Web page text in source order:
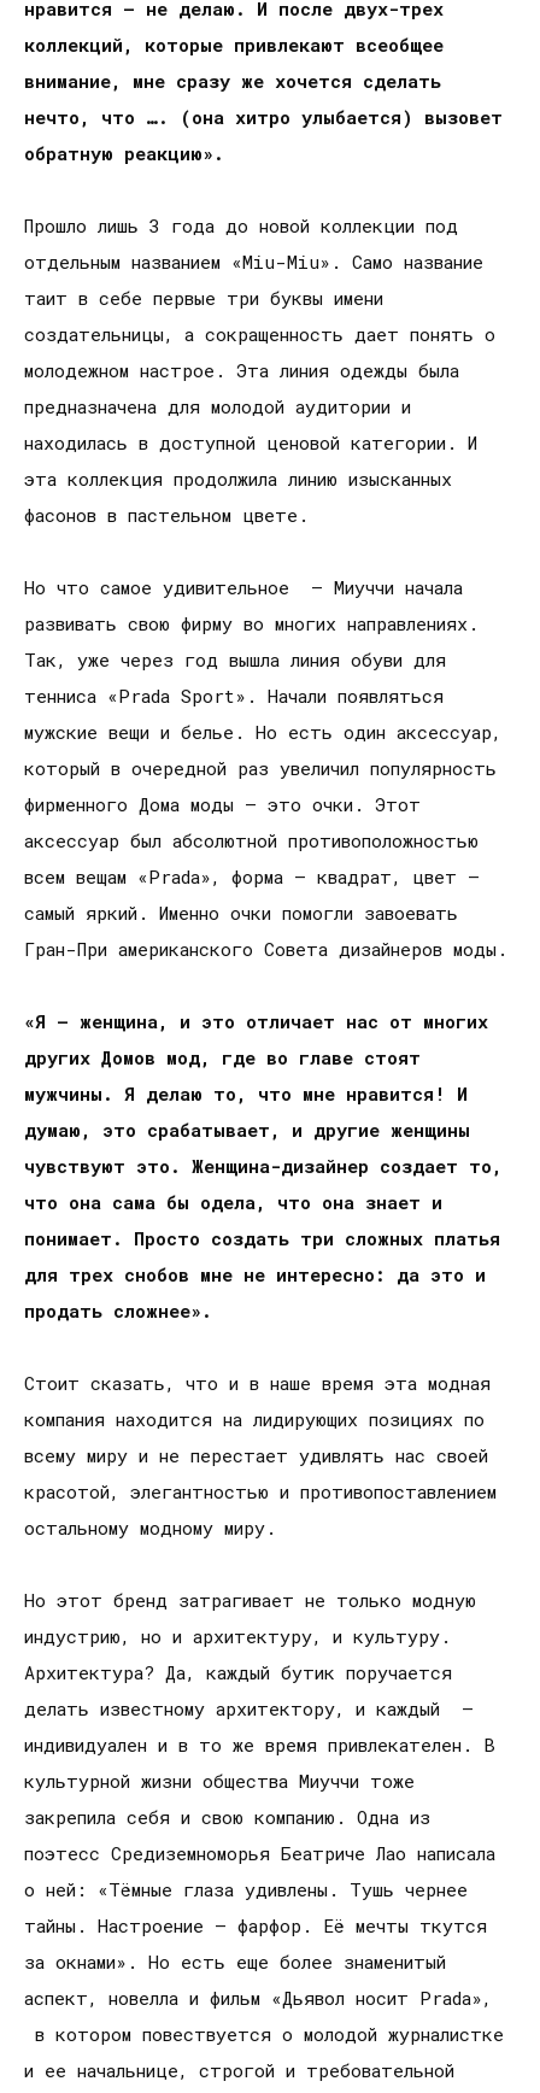
нравится – не делаю. И после двух-трех
коллекций, которые привлекают всеобщее
внимание, мне сразу же хочется сделать
нечто, что …. (она хитро улыбается) вызовет
обратную реакцию».
Прошло лишь 3 года до новой коллекции под
отдельным названием «Miu-Miu». Само название
таит в себе первые три буквы имени
создательницы, а сокращенность дает понять о
молодежном настрое. Эта линия одежды была
предназначена для молодой аудитории и
находилась в доступной ценовой категории. И
эта коллекция продолжила линию изысканных
фасонов в пастельном цвете.
Но что самое удивительное – Миуччи начала
развивать свою фирму во многих направлениях.
Так, уже через год вышла линия обуви для
тенниса «Prada Sport». Начали появляться
мужские вещи и белье. Но есть один аксессуар,
который в очередной раз увеличил популярность
фирменного Дома моды – это очки. Этот
аксессуар был абсолютной противоположностью
всем вещам «Prada», форма – квадрат, цвет –
самый яркий. Именно очки помогли завоевать
Гран-При американского Совета дизайнеров моды.
«Я – женщина, и это отличает нас от многих
других Домов мод, где во главе стоят
мужчины. Я делаю то, что мне нравится! И
думаю, это срабатывает, и другие женщины
чувствуют это. Женщина-дизайнер создает то,
что она сама бы одела, что она знает и
понимает. Просто создать три сложных платья
для трех снобов мне не интересно: да это и
продать сложнее».
Стоит сказать, что и в наше время эта модная
компания находится на лидирующих позициях по
всему миру и не перестает удивлять нас своей
красотой, элегантностью и противопоставлением
остальному модному миру.
Но этот бренд затрагивает не только модную
индустрию, но и архитектуру, и культуру.
Архитектура? Да, каждый бутик поручается
делать известному архитектору, и каждый –
индивидуален и в то же время привлекателен. В
культурной жизни общества Миуччи тоже
закрепила себя и свою компанию. Одна из
поэтесс Средиземноморья Беатриче Лао написала
о ней: «Тёмные глаза удивлены. Тушь чернее
тайны. Настроение — фарфор. Её мечты ткутся
за окнами». Но есть еще более знаменитый
аспект, новелла и фильм «Дьявол носит Prada»,
в котором повествуется о молодой журналистке
и ее начальнице, строгой и требовательной